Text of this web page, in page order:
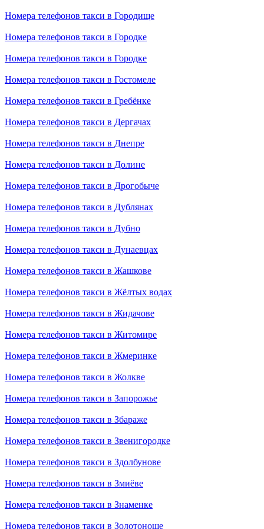
Номера телефонов такси в Городище
Номера телефонов такси в Городке
Номера телефонов такси в Городке
Номера телефонов такси в Гостомеле
Номера телефонов такси в Гребёнке
Номера телефонов такси в Дергачах
Номера телефонов такси в Днепре
Номера телефонов такси в Долине
Номера телефонов такси в Дрогобыче
Номера телефонов такси в Дублянах
Номера телефонов такси в Дубно
Номера телефонов такси в Дунаевцах
Номера телефонов такси в Жашкове
Номера телефонов такси в Жёлтых водах
Номера телефонов такси в Жидачове
Номера телефонов такси в Житомире
Номера телефонов такси в Жмеринке
Номера телефонов такси в Жолкве
Номера телефонов такси в Запорожье
Номера телефонов такси в Збараже
Номера телефонов такси в Звенигородке
Номера телефонов такси в Здолбунове
Номера телефонов такси в Змиёве
Номера телефонов такси в Знаменке
Номера телефонов такси в Золотоноше